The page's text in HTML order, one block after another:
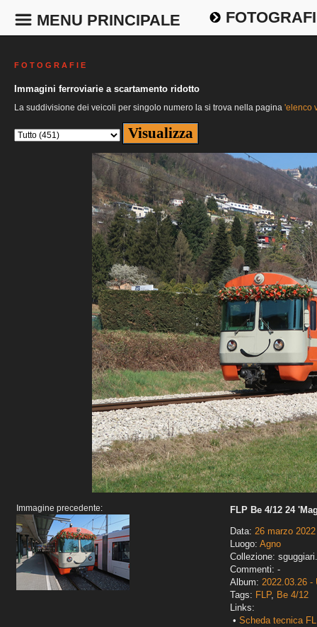
MENU PRINCIPALE
F O T O G R A F I E
Immagini ferroviarie a scartamento ridotto
La suddivisione dei veicoli per singolo numero la si trova nella pagina 'elenco
Immagine precedente:
FLP Be 4/12 24
Data: 26 marzo 2022
Luogo: Agno
Collezione:
Commenti: -
Album: 2022.03.26 -
Tags: FLP, Be 4/12
Links:
• Scheda tecnica